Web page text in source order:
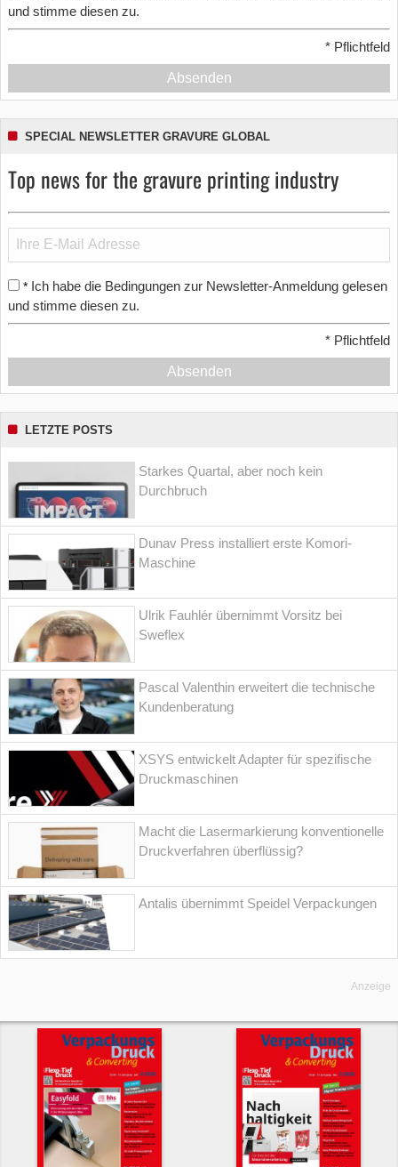
und stimme diesen zu.
* Pflichtfeld
Absenden
SPECIAL NEWSLETTER GRAVURE GLOBAL
Top news for the gravure printing industry
* Ich habe die Bedingungen zur Newsletter-Anmeldung gelesen
und stimme diesen zu.
* Pflichtfeld
Absenden
LETZTE POSTS
Starkes Quartal, aber noch kein
Durchbruch
Dunav Press installiert erste Komori-
Maschine
Ulrik Fauhlér übernimmt Vorsitz bei
Sweflex
Pascal Valenthin erweitert die technische
Kundenberatung
XSYS entwickelt Adapter für spezifische
Druckmaschinen
Macht die Lasermarkierung konventionelle
Druckverfahren überflüssig?
Antalis übernimmt Speidel Verpackungen
Anzeige